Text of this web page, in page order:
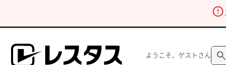
ようこそ、ゲストさん